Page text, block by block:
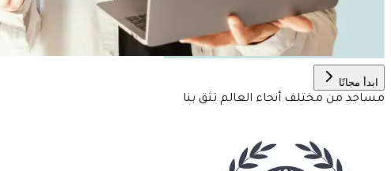
ابدأ مجانًا
مساجد من مختلف أنحاء العالم تثق بنا